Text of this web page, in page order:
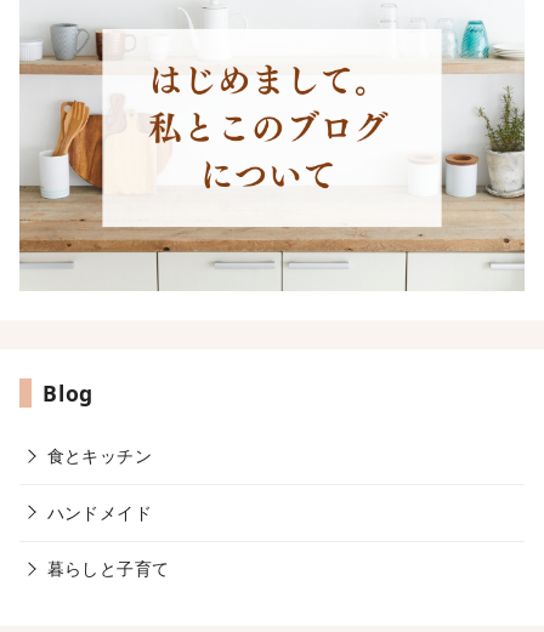
Blog
食とキッチン
ハンドメイド
暮らしと子育て